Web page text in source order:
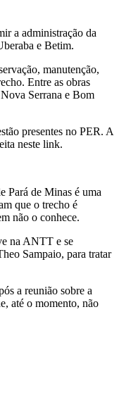
a administração da
e Betim.
manutenção,
Entre as obras
Serrana e Bom
presentes no PER. A
neste link.
Pará de Minas é uma
que o trecho é
não o conhece.
na ANTT e se
Sampaio, para tratar
a reunião sobre a
até o momento, não